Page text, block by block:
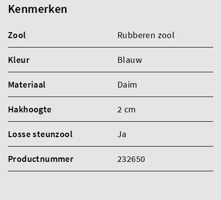
Kenmerken
Zool Rubberen zool
Kleur Blauw
Materiaal Daim
Hakhoogte 2 cm
Losse steunzool Ja
Productnummer 232650